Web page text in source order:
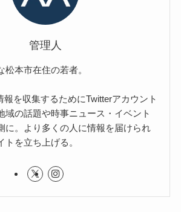
管理人
松本市在住の若者。
報を収集するためにTwitterアカウント
域の話題や時事ニュース・イベント
に。より多くの人に情報を届けられ
トを立ち上げる。